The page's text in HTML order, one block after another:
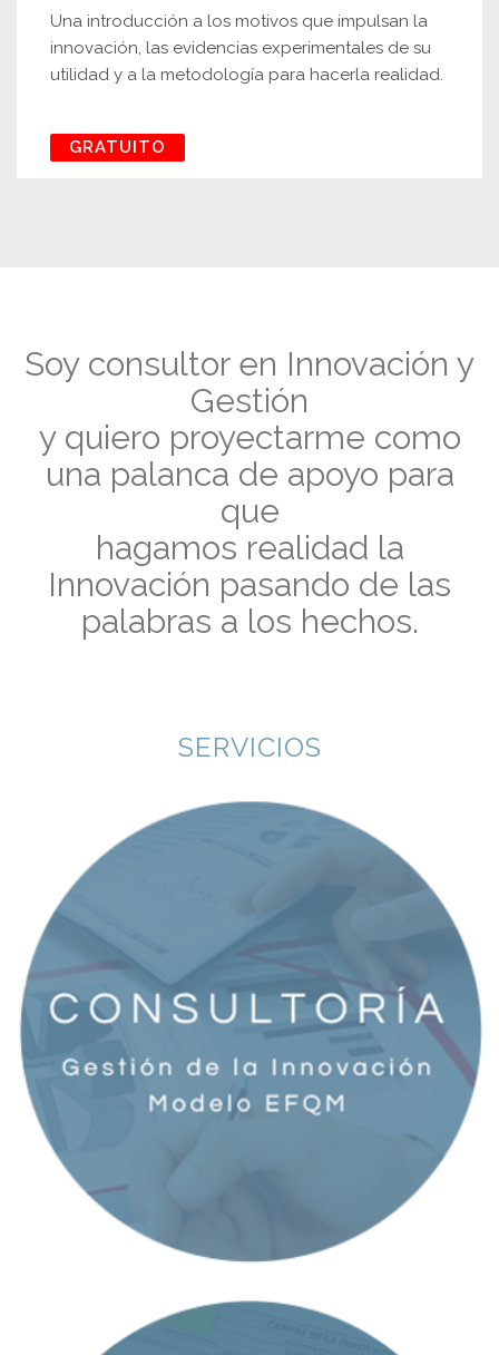
Una introducción a los motivos que impulsan la
innovación, las evidencias experimentales de su
utilidad y a la metodología para hacerla realidad.
GRATUITO
Soy consultor en Innovación y
Gestión
y quiero proyectarme como
una palanca de apoyo para
que
hagamos realidad la
Innovación pasando de las
palabras a los hechos.
SERVICIOS